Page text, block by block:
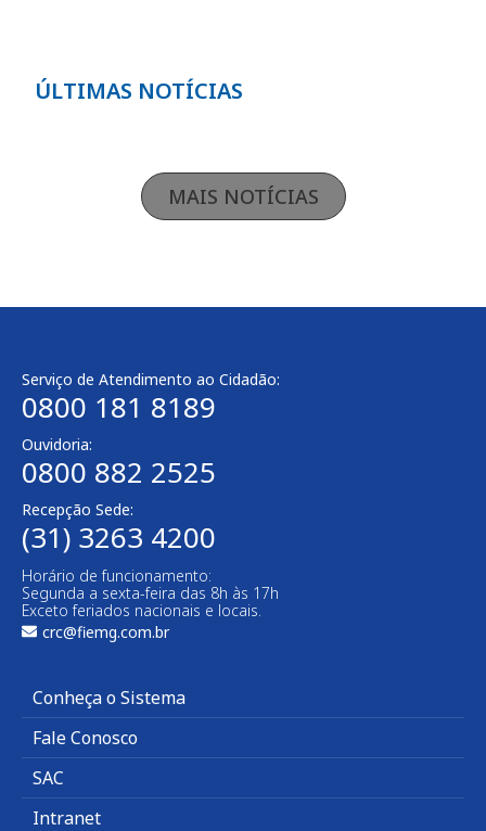
ÚLTIMAS NOTÍCIAS
MAIS NOTÍCIAS
Serviço de Atendimento ao Cidadão:
0800 181 8189
Ouvidoria:
0800 882 2525
Recepção Sede:
(31) 3263 4200
Horário de funcionamento:
Segunda a sexta-feira das 8h às 17h
Exceto feriados nacionais e locais.
crc@fiemg.com.br
Conheça o Sistema
Fale Conosco
SAC
Intranet